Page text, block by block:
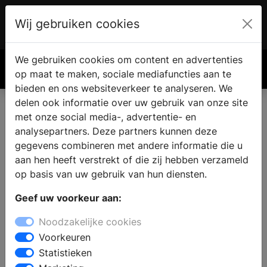
€ 0.00
Een haard of kachel kopen in
Bierum
bezoek aan een haardenspecialist vindt u
verschillende houtkachels, open haarden,
gashaarden, gaskachels, pellet kachels en cv-
houthaarden. De deskundige medewerkers kunnen u
adviseren bij het kiezen van een model, passend bij
Wij gebruiken cookies
We gebruiken cookies om content en advertenties
op maat te maken, sociale mediafuncties aan te
bieden en ons websiteverkeer te analyseren. We
delen ook informatie over uw gebruik van onze site
met onze social media-, advertentie- en
analysepartners. Deze partners kunnen deze
gegevens combineren met andere informatie die u
aan hen heeft verstrekt of die zij hebben verzameld
op basis van uw gebruik van hun diensten.
Geef uw voorkeur aan:
Noodzakelijke cookies
Voorkeuren
Statistieken